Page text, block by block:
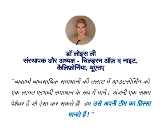
डॉ लोइस ली
संस्थापक और अध्यक्ष - चिल्ड्रन ऑफ़ द नाइट,
कैलिफ़ोर्निया, यूएसए
"व्यवहार्य व्यावसायिक समाधानों की तलाश में आउटसोर्सिंग को
एक लागत प्रभावी समाधान के रूप में मानें। अंजनी एक सक्षम
पेशेवर हैं जो ऐसा कर सकते हैं! हम उसे अपनी टीम का हिस्सा
मानते हैं ! "